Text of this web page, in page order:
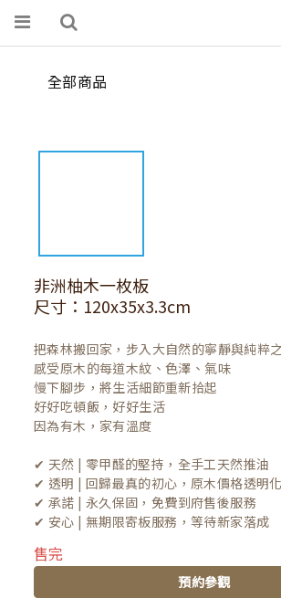
全部商品
非洲柚木一枚板
尺寸：120x35x3.3cm
把森林搬回家，步入大自然的寧靜與純粹
感受原木的每道木紋、色澤、氣味
慢下腳步，將生活細節重新拾起
好好吃頓飯，好好生活
因為有木，家有溫度
✔ 天然 | 零甲醛的堅持，全手工天然推油
✔ 透明 | 回歸最真的初心，原木價格透明化
✔ 承諾 | 永久保固，免費到府售後服務
✔ 安心 | 無期限寄板服務，等待新家落成
售完
預約參觀